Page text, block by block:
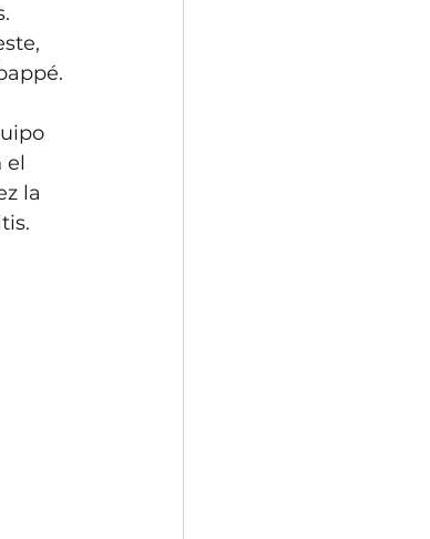
el
la